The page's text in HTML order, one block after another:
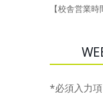
【校舎営業時
*必須入力項